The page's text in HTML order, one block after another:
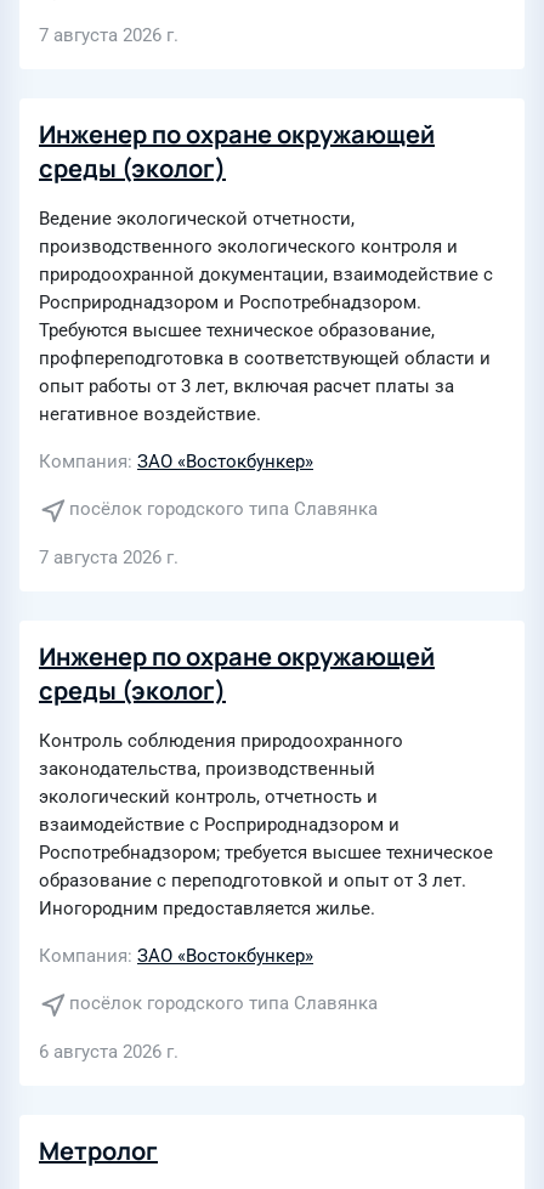
7 августа 2026 г.
Инженер по охране окружающей
среды (эколог)
Ведение экологической отчетности,
производственного экологического контроля и
природоохранной документации, взаимодействие с
Росприроднадзором и Роспотребнадзором.
Требуются высшее техническое образование,
профпереподготовка в соответствующей области и
опыт работы от 3 лет, включая расчет платы за
негативное воздействие.
Компания ЗАО «Востокбункер»
посёлок городского типа Славянка
7 августа 2026 г.
Инженер по охране окружающей
среды (эколог)
Контроль соблюдения природоохранного
законодательства, производственный
экологический контроль, отчетность и
взаимодействие с Росприроднадзором и
Роспотребнадзором; требуется высшее техническое
образование с переподготовкой и опыт от 3 лет.
Иногородним предоставляется жилье.
Компания ЗАО «Востокбункер»
посёлок городского типа Славянка
6 августа 2026 г.
Метролог